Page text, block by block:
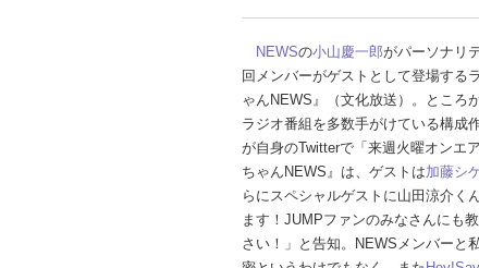
NEWSの小山慶一郎がパーソナリ
回メンバーがゲストとして登場する
ゃんNEWS』（文化放送）。ところ
ラジオ番組を多数手がけている構成
が自身のTwitterで「来週火曜オンエ
ちゃんNEWS』は、ゲストは加藤シ
らにスペシャルゲストに山田涼介く
ます！JUMPファンのみなさんにも
さい！」と告知。NEWSメンバーと